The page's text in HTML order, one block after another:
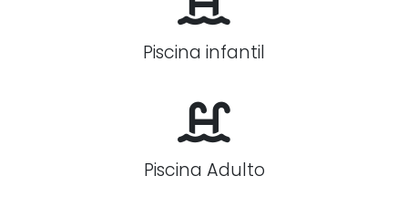
Piscina infantil
Piscina Adulto